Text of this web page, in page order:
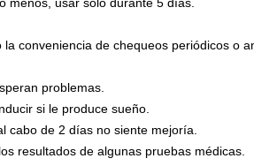
la conveniencia de chequeos periódicos o
problemas.
si le produce sueño.
cabo de 2 días no siente mejoría.
resultados de algunas pruebas médicas.